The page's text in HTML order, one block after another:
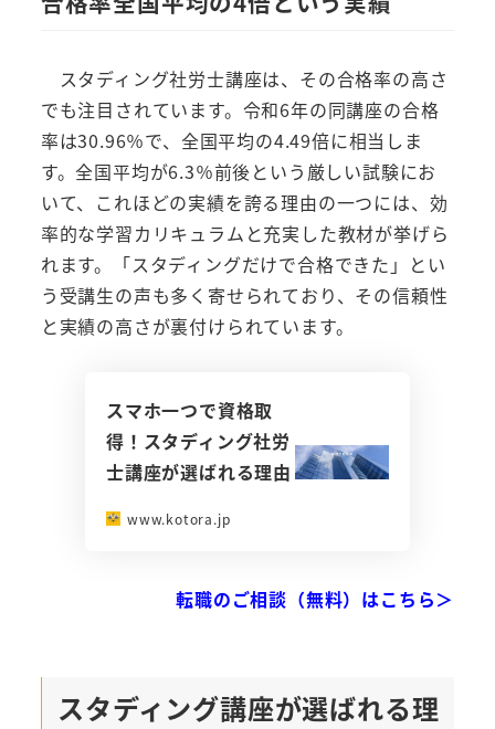
スタディング社労士講座は、その合格率の高さ
でも注目されています。令和6年の同講座の合格
率は30.96％で、全国平均の4.49倍に相当しま
す。全国平均が6.3％前後という厳しい試験にお
いて、これほどの実績を誇る理由の一つには、効
率的な学習カリキュラムと充実した教材が挙げら
れます。「スタディングだけで合格できた」とい
う受講生の声も多く寄せられており、その信頼性
と実績の高さが裏付けられています。
スマホ一つで資格取
得！スタディング社労
士講座が選ばれる理由
www.kotora.jp
転職のご相談（無料）はこちら＞
スタディング講座が選ばれる理